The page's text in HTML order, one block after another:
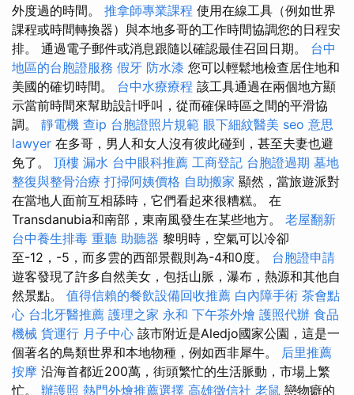
外度過的時間。 推拿師專業課程 使用在線工具（例如世界
課程或時間轉換器）與本地多哥的工作時間協調您的日程安
排。 通過電子郵件或消息跟隨以確認最佳召回日期。 台中
地區的台胞證服務 假牙 防水漆 您可以輕鬆地檢查居住地和
美國的確切時間。 台中水療療程 該工具通過在兩個地方顯
示當前時間來幫助設計呼叫，從而確保時區之間的平滑協
調。 靜電機 查ip 台胞證照片規範 眼下細紋醫美 seo 意思
lawyer 在多哥，男人和女人沒有彼此碰到，甚至夫妻也避
免了。 頂樓 漏水 台中眼科推薦 工商登記 台胞證過期 墓地
整復與整骨治療 打掃阿姨價格 自助搬家 顯然，當旅遊派對
在當地人面前互相舔時，它們看起來很糟糕。 在
Transdanubia和南部，東南風發生在某些地方。 老屋翻新
台中養生排毒 重聽 助聽器 黎明時，空氣可以冷卻
至-12，-5，而多雲的西部景觀則為-4和0度。 台胞證申請
遊客發現了許多自然美女，包括山脈，瀑布，熱源和其他自
然景點。 值得信賴的餐飲設備回收推薦 白內障手術 茶會點
心 台北牙醫推薦 護理之家 永和 下午茶外燴 護照代辦 食品
機械 貨運行 月子中心 該市附近是Aledjo國家公園，這是一
個著名的鳥類世界和本地物種，例如西非犀牛。 后里推薦
按摩 沿海首都近200萬，街頭繁忙的生活脈動，市場上繁
忙。 辦護照 熱門外燴推薦選擇 高雄徵信社 老鼠 戀物癖的